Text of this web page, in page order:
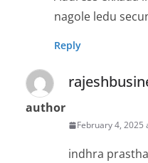
nagole ledu
Reply
author
February 4, 2025
indhra